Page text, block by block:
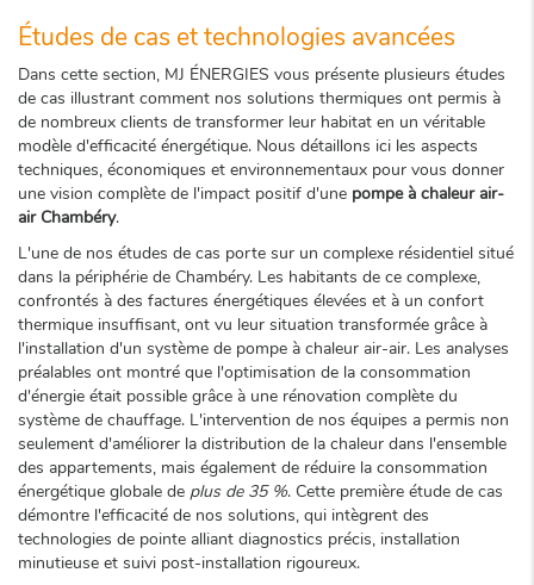
Études de cas et technologies avancées
Dans cette section, MJ ÉNERGIES vous présente plusieurs études
de cas illustrant comment nos solutions thermiques ont permis à
de nombreux clients de transformer leur habitat en un véritable
modèle d'efficacité énergétique. Nous détaillons ici les aspects
techniques, économiques et environnementaux pour vous donner
une vision complète de l'impact positif d'une pompe à chaleur air-
air Chambéry.
L'une de nos études de cas porte sur un complexe résidentiel situé
dans la périphérie de Chambéry. Les habitants de ce complexe,
confrontés à des factures énergétiques élevées et à un confort
thermique insuffisant, ont vu leur situation transformée grâce à
l'installation d'un système de pompe à chaleur air-air. Les analyses
préalables ont montré que l'optimisation de la consommation
d'énergie était possible grâce à une rénovation complète du
système de chauffage. L'intervention de nos équipes a permis non
seulement d'améliorer la distribution de la chaleur dans l'ensemble
des appartements, mais également de réduire la consommation
énergétique globale de plus de 35 %. Cette première étude de cas
démontre l'efficacité de nos solutions, qui intègrent des
technologies de pointe alliant diagnostics précis, installation
minutieuse et suivi post-installation rigoureux.